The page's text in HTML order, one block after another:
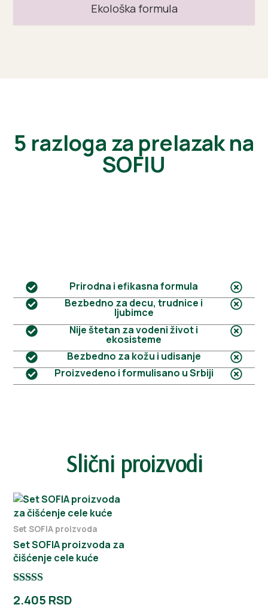
Ekološka formula
5 razloga za prelazak na
SOFIU
Prirodna i efikasna formula
Bezbedno za decu, trudnice i
ljubimce
Nije štetan za vodeni život i
ekosisteme
Bezbedno za kožu i udisanje
Proizvedeno i formulisano u Srbiji
Slični proizvodi
Set SOFIA proizvoda
Set SOFIA proizvoda za
čišćenje cele kuće
Ocenjeno sa
5.00
2.405 RSD